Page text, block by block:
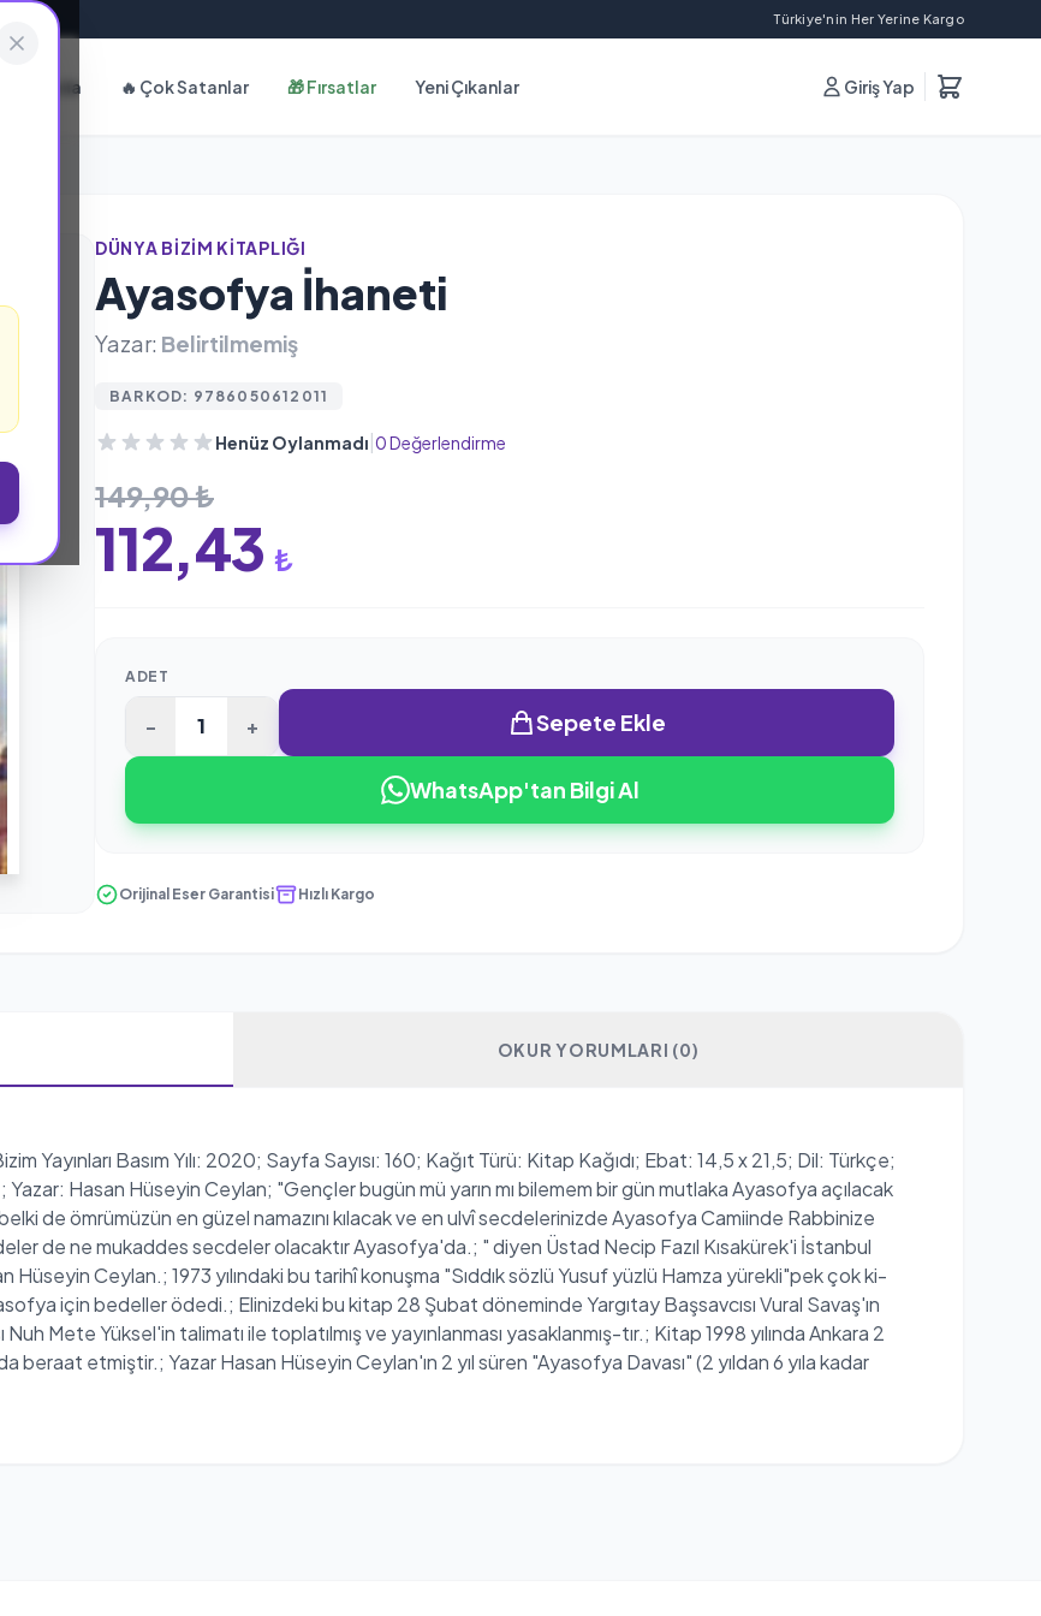
Türkiye'nin Her Yerine Kargo
🔥 Çok Satanlar 🎁 Fırsatlar Yeni Çıkanlar Giriş Yap
DÜNYA BIZIM KITAPLIĞI
Ayasofya İhaneti
Yazar: Belirtilmemiş
BARKOD: 9786050612011
Henüz Oylanmadı 0 Değerlendirme
149,90 ₺
112,43 ₺
ADET
- + Sepete Ekle
WhatsApp'tan Bilgi Al
Orijinal Eser Garantisi Hızlı Kargo
OKUR YORUMLARI (0)
Basım Yılı: 2020; Sayfa Sayısı: 160; Kağıt Türü: Kitap Kağıdı; Ebat: 14,5 x 21,5; Dil: Türkçe;
Hasan Hüseyin Ceylan; "Gençler bugün mü yarın mı bilemem bir gün mutlaka Ayasofya açılacak
de ömrümüzün en güzel namazını kılacak ve en ulvî secdelerinizde Ayasofya Camiinde Rabbinize
de ne mukaddes secdeler olacaktır Ayasofya'da.; " diyen Üstad Necip Fazıl Kısakürek'i İstanbul
Ceylan.; 1973 yılındaki bu tarihî konuşma "Sıddık sözlü Yusuf yüzlü Hamza yürekli"pek çok ki-
için bedeller ödedi.; Elinizdeki bu kitap 28 Şubat döneminde Yargıtay Başsavcısı Vural Savaş'ın
Mete Yüksel'in talimatı ile toplatılmış ve yayınlanması yasaklanmış-tır.; Kitap 1998 yılında Ankara 2
etmiştir.; Yazar Hasan Hüseyin Ceylan'ın 2 yıl süren "Ayasofya Davası" (2 yıldan 6 yıla kadar